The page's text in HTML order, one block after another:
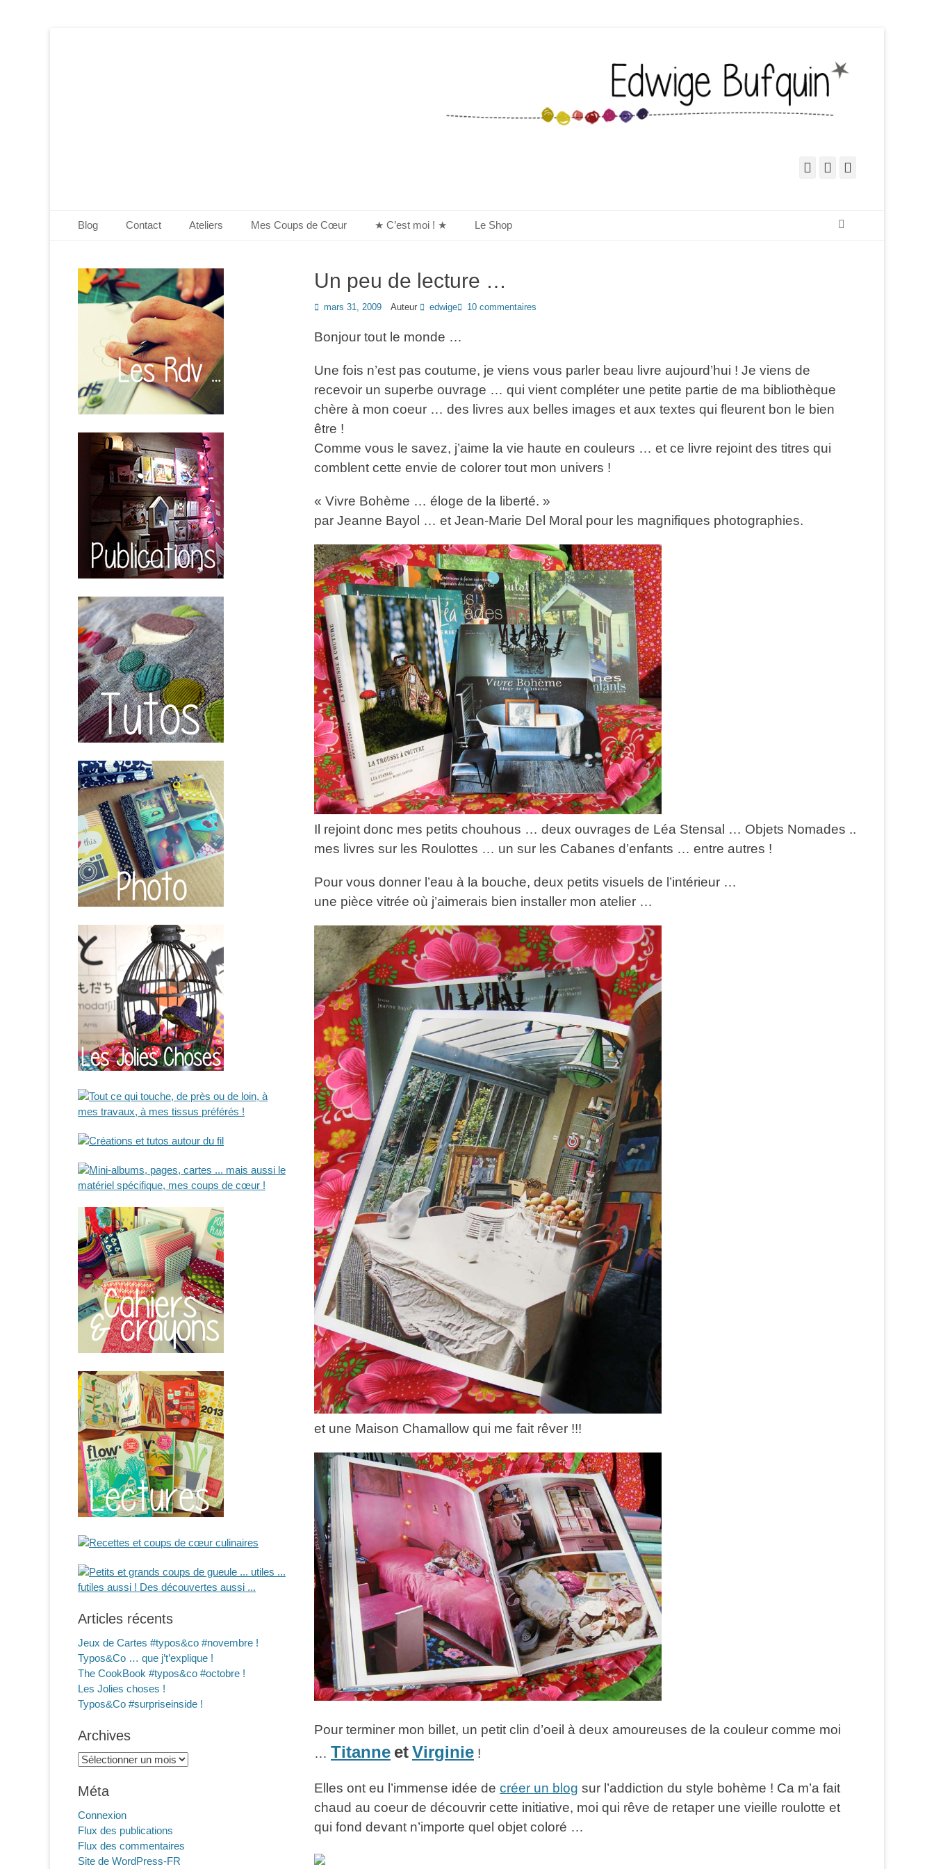
FacebookPinterest
Menu principal
Blog Contact Ateliers Mes Coups de Cœur ★ C’est moi ! ★ Le Shop
Un peu de lecture …
Posted
mars 31, 2009 Auteur edwige 10 commentaires
Bonjour tout le monde …
Une fois n’est pas coutume, je viens vous parler beau livre aujourd’hui ! Je viens de
recevoir un superbe ouvrage … qui vient compléter une petite partie de ma bibliothèque
chère à mon coeur … des livres aux belles images et aux textes qui fleurent bon le bien
être !
Comme vous le savez, j’aime la vie haute en couleurs … et ce livre rejoint des titres qui
comblent cette envie de colorer tout mon univers !
« Vivre Bohème … éloge de la liberté. »
par Jeanne Bayol … et Jean-Marie Del Moral pour les magnifiques photographies.
Il rejoint donc mes petits chouhous … deux ouvrages de Léa Stensal … Objets Nomades ..
mes livres sur les Roulottes … un sur les Cabanes d’enfants … entre autres !
Pour vous donner l’eau à la bouche, deux petits visuels de l’intérieur …
une pièce vitrée où j’aimerais bien installer mon atelier …
et une Maison Chamallow qui me fait rêver !!!
Pour terminer mon billet, un petit clin d’oeil à deux amoureuses de la couleur comme moi
… Titanne etVirginie !
Elles ont eu l’immense idée de créer un blog sur l’addiction du style bohème ! Ca m’a fait
chaud au coeur de découvrir cette initiative, moi qui rêve de retaper une vieille roulotte et
qui fond devant n’importe quel objet coloré …
Articles récents
Jeux de Cartes #typos&co #novembre !
Typos&Co … que j’t’explique !
The CookBook #typos&co #octobre !
Les Jolies choses !
Typos&Co #surpriseinside !
Archives
Archives
Méta
Connexion
Flux des publications
Flux des commentaires
Site de WordPress-FR